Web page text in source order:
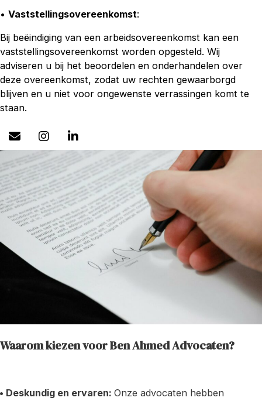
• Vaststellingsovereenkomst:
Bij beëindiging van een arbeidsovereenkomst kan een
vaststellingsovereenkomst worden opgesteld. Wij
adviseren u bij het beoordelen en onderhandelen over
deze overeenkomst, zodat uw rechten gewaarborgd
blijven en u niet voor ongewenste verrassingen komt te
staan.
Waarom kiezen voor Ben Ahmed Advocaten?
• Deskundig en ervaren: Onze advocaten hebben